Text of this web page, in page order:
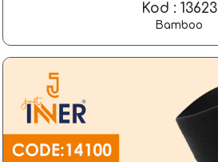
Kod : 13623
Bamboo